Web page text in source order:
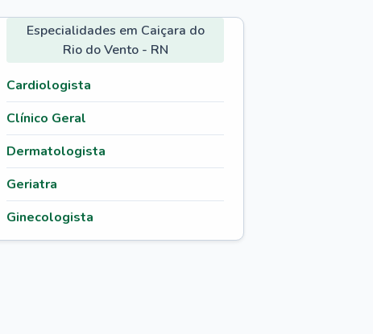
Especialidades em Caiçara do
Rio do Vento - RN
Cardiologista
Clínico Geral
Dermatologista
Geriatra
Ginecologista